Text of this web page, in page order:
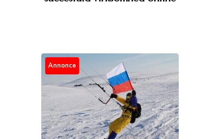
Annonce